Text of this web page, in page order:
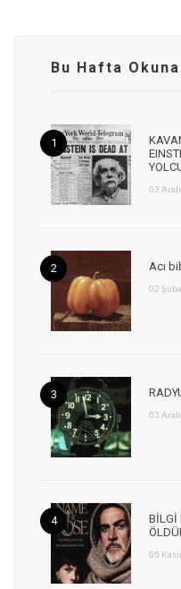
Bu Hafta
03
Acı
02
03
BİLGİ
05